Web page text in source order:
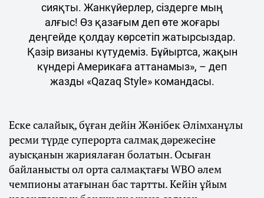
сияқты. Жанкүйерлер, сіздерге мың
алғыс! Өз қазағым деп өте жоғары
деңгейде қолдау көрсетіп жатырсыздар.
Қазір визаны күтудеміз. Бұйыртса, жақын
күндері Америкаға аттанамыз», – деп
жазды «Qazaq Style» командасы.
Еске салайық, бұған дейін Жәнібек Әлімханұлы
ресми түрде суперорта салмақ дәрежесіне
ауысқанын жариялаған болатын. Осыған
байланысты ол орта салмақтағы WBO әлем
чемпионы атағынан бас тартты. Кейін ұйым